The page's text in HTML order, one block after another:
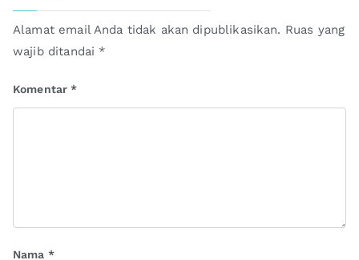
Alamat email Anda tidak akan dipublikasikan. Ruas yang
wajib ditandai *
Komentar*
Nama *